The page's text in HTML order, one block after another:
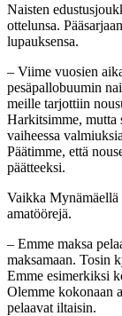
Naisten
ottelunsa.
lupauksensa.
– Viime vuosien
pesäpallobuumin
meille tarjottiin
Harkitsimme, mutta
vaiheessa
Päätimme, että
päätteeksi.
Vaikka Mynämäellä
amatöörejä.
– Emme maksa
maksamaan. Tosin
Emme esimerkiksi
Olemme kokonaan
pelaavat iltaisin.